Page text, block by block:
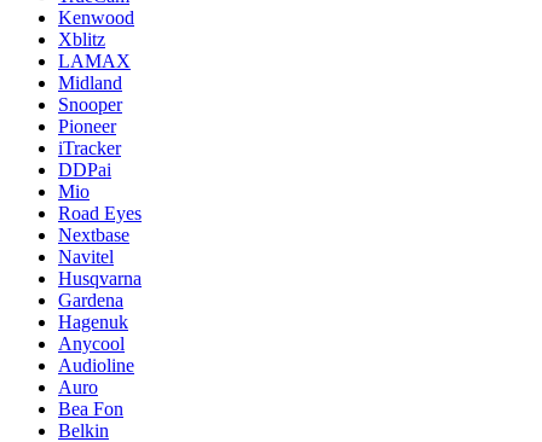
Kenwood
Xblitz
LAMAX
Midland
Snooper
Pioneer
iTracker
DDPai
Mio
Road Eyes
Nextbase
Navitel
Husqvarna
Gardena
Hagenuk
Anycool
Audioline
Auro
Bea Fon
Belkin